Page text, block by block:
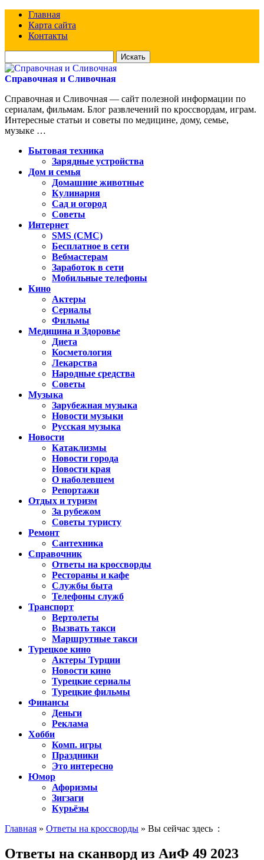
Главная
Карта сайта
Контакты
для:
Справочная и Сливочная
Справочная и Сливочная — сайт полезной информации по
сериалам, фильмам. Блог развлечений по кроссвордам, играм.
Интересные статьи и советы по медицине, дому, семье,
музыке …
Бытовая техника
Зарядные устройства
Дом и семья
Домашние животные
Кулинария
Сад и огород
Советы
Интернет
SMS (СМС)
Бесплатное в сети
Вебмастерам
Заработок в сети
Мобильные телефоны
Кино
Актеры
Сериалы
Фильмы
Медицина и Здоровье
Диета
Косметология
Лекарства
Народные средства
Советы
Музыка
Зарубежная музыка
Новости музыки
Русская музыка
Новости
Катаклизмы
Новости города
Новости края
О наболевшем
Репортажи
Отдых и туризм
За рубежом
Советы туристу
Ремонт
Сантехника
Справочник
Ответы на кроссворды
Рестораны и кафе
Службы быта
Телефоны служб
Транспорт
Вертолеты
Вызвать такси
Маршрутные такси
Турецкое кино
Актеры Турции
Новости кино
Турецкие сериалы
Турецкие фильмы
Финансы
Деньги
Реклама
Хобби
Комп. игры
Праздники
Это интересно
Юмор
Афоризмы
Зигзаги
Курьёзы
Главная » Ответы на кроссворды » Вы сейчас здесь :
Ответы на сканворд из АиФ 49 2023